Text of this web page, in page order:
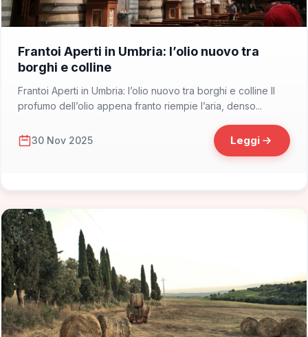
Frantoi Aperti in Umbria: l’olio nuovo tra
borghi e colline
Frantoi Aperti in Umbria: l’olio nuovo tra borghi e colline Il
profumo dell’olio appena franto riempie l’aria, denso...
30 Nov 2025 Leggi